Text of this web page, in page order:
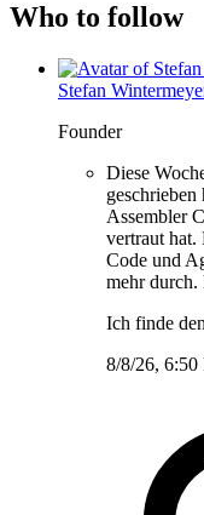
Who to follow
Stefan
Founder
Diese
geschrieben
Assembler
vertraut hat.
Code und
mehr durch.
Ich finde
8/8/26, 6:50